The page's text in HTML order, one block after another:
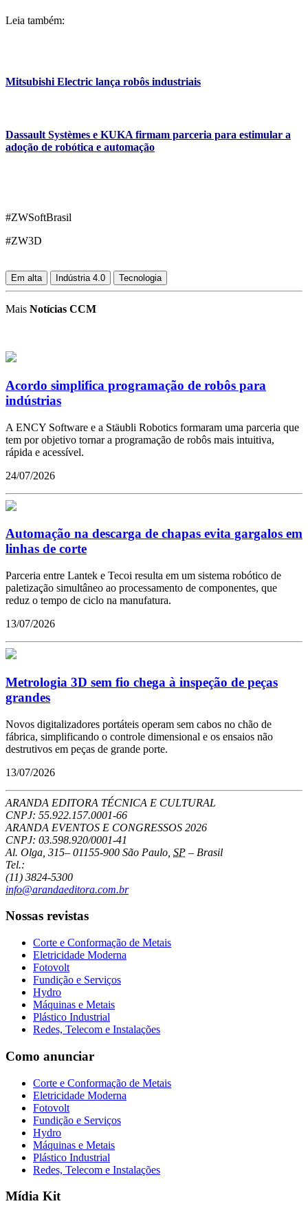
Leia também:
Mitsubishi Electric lança robôs industriais
Dassault Systèmes e KUKA firmam parceria para estimular a
adoção de robótica e automação
#ZWSoftBrasil
#ZW3D
Em alta Indústria 4.0 Tecnologia
Mais Notícias CCM
Acordo simplifica programação de robôs para
indústrias
A ENCY Software e a Stäubli Robotics formaram uma parceria que
tem por objetivo tornar a programação de robôs mais intuitiva,
rápida e acessível.
24/07/2026
Automação na descarga de chapas evita gargalos em
linhas de corte
Parceria entre Lantek e Tecoi resulta em um sistema robótico de
paletização simultâneo ao processamento de componentes, que
reduz o tempo de ciclo na manufatura.
13/07/2026
Metrologia 3D sem fio chega à inspeção de peças
grandes
Novos digitalizadores portáteis operam sem cabos no chão de
fábrica, simplificando o controle dimensional e os ensaios não
destrutivos em peças de grande porte.
13/07/2026
ARANDA EDITORA TÉCNICA E CULTURAL
CNPJ: 55.922.157.0001-66
ARANDA EVENTOS E CONGRESSOS 2026
CNPJ: 03.598.920/0001-41
Al. Olga, 315– 01155-900 São Paulo SP – Brasil
Tel.:
(11) 3824-5300
info@arandaeditora.com.br
Nossas revistas
Corte e Conformação de Metais
Eletricidade Moderna
Fotovolt
Fundição e Serviços
Hydro
Máquinas e Metais
Plástico Industrial
Redes, Telecom e Instalações
Como anunciar
Corte e Conformação de Metais
Eletricidade Moderna
Fotovolt
Fundição e Serviços
Hydro
Máquinas e Metais
Plástico Industrial
Redes, Telecom e Instalações
Mídia Kit